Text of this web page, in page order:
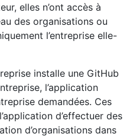
elles n’ont accès à
des organisations ou
l’entreprise elle-
installe une GitHub
l’application
demandées. Ces
d’effectuer des
d’organisations dans